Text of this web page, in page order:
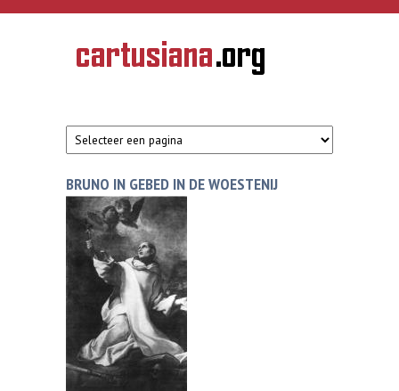
Overslaan en naar de inhoud gaan
CARTUSIANA
Geschiedenis
van de
BRUNO IN GEBED IN DE WOESTENIJ